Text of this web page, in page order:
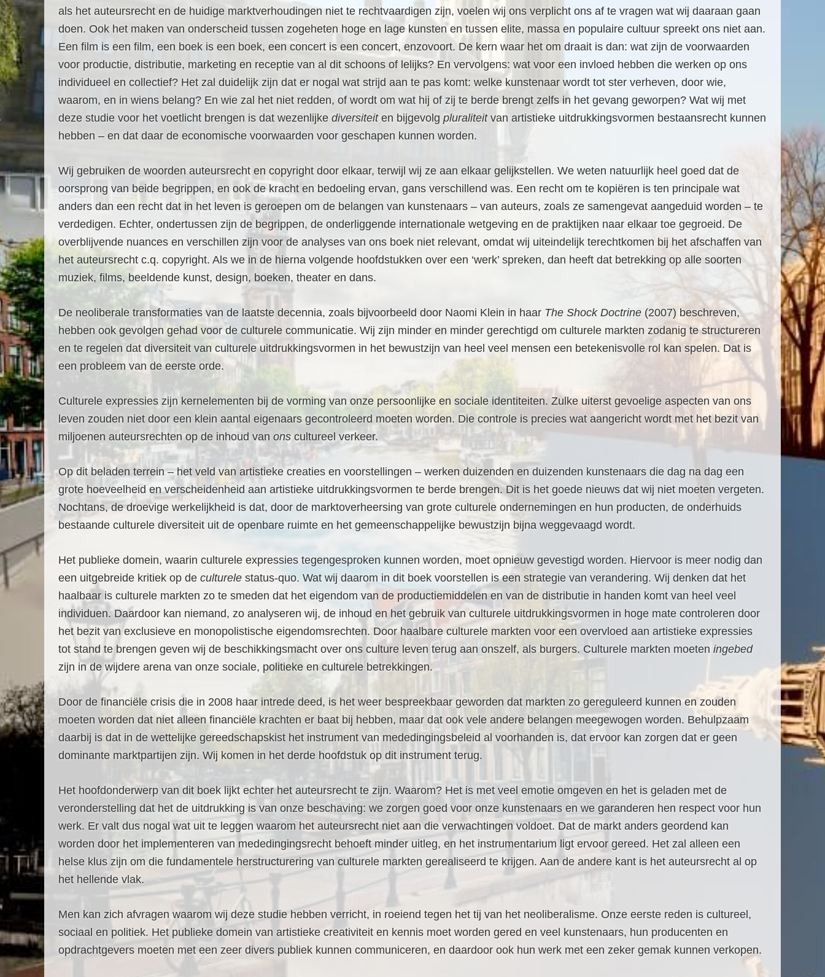
als het auteursrecht en de huidige marktverhoudingen niet te rechtvaardigen zijn, voelen wij ons verplicht ons af te vragen wat wij daaraan gaan
doen. Ook het maken van onderscheid tussen zogeheten hoge en lage kunsten en tussen elite, massa en populaire cultuur spreekt ons niet aan.
Een film is een film, een boek is een boek, een concert is een concert, enzovoort. De kern waar het om draait is dan: wat zijn de voorwaarden
voor productie, distributie, marketing en receptie van al dit schoons of lelijks? En vervolgens: wat voor een invloed hebben die werken op ons
individueel en collectief? Het zal duidelijk zijn dat er nogal wat strijd aan te pas komt: welke kunstenaar wordt tot ster verheven, door wie,
waarom, en in wiens belang? En wie zal het niet redden, of wordt om wat hij of zij te berde brengt zelfs in het gevang geworpen? Wat wij met
deze studie voor het voetlicht brengen is dat wezenlijke diversiteiten bijgevolg pluraliteitvan artistieke uitdrukkingsvormen bestaansrecht kunnen
hebben – en dat daar de economische voorwaarden voor geschapen kunnen worden.
Wij gebruiken de woorden auteursrecht en copyright door elkaar, terwijl wij ze aan elkaar gelijkstellen. We weten natuurlijk heel goed dat de
oorsprong van beide begrippen, en ook de kracht en bedoeling ervan, gans verschillend was. Een recht om te kopiëren is ten principale wat
anders dan een recht dat in het leven is geroepen om de belangen van kunstenaars – van auteurs, zoals ze samengevat aangeduid worden – te
verdedigen. Echter, ondertussen zijn de begrippen, de onderliggende internationale wetgeving en de praktijken naar elkaar toe gegroeid. De
overblijvende nuances en verschillen zijn voor de analyses van ons boek niet relevant, omdat wij uiteindelijk terechtkomen bij het afschaffen van
het auteursrecht c.q. copyright. Als we in de hierna volgende hoofdstukken over een ‘werk’ spreken, dan heeft dat betrekking op alle soorten
muziek, films, beeldende kunst, design, boeken, theater en dans.
De neoliberale transformaties van de laatste decennia, zoals bijvoorbeeld door Naomi Klein in haar The Shock Doctrine (2007) beschreven,
hebben ook gevolgen gehad voor de culturele communicatie. Wij zijn minder en minder gerechtigd om culturele markten zodanig te structureren
en te regelen dat diversiteit van culturele uitdrukkingsvormen in het bewustzijn van heel veel mensen een betekenisvolle rol kan spelen. Dat is
een probleem van de eerste orde.
Culturele expressies zijn kernelementen bij de vorming van onze persoonlijke en sociale identiteiten. Zulke uiterst gevoelige aspecten van ons
leven zouden niet door een klein aantal eigenaars gecontroleerd moeten worden. Die controle is precies wat aangericht wordt met het bezit van
miljoenen auteursrechten op de inhoud van onscultureel verkeer.
Op dit beladen terrein – het veld van artistieke creaties en voorstellingen – werken duizenden en duizenden kunstenaars die dag na dag een
grote hoeveelheid en verscheidenheid aan artistieke uitdrukkingsvormen te berde brengen. Dit is het goede nieuws dat wij niet moeten vergeten.
Nochtans, de droevige werkelijkheid is dat, door de marktoverheersing van grote culturele ondernemingen en hun producten, de onderhuids
bestaande culturele diversiteit uit de openbare ruimte en het gemeenschappelijke bewustzijn bijna weggevaagd wordt.
Het publieke domein, waarin culturele expressies tegengesproken kunnen worden, moet opnieuw gevestigd worden. Hiervoor is meer nodig dan
een uitgebreide kritiek op de culturele status-quo. Wat wij daarom in dit boek voorstellen is een strategie van verandering. Wij denken dat het
haalbaar is culturele markten zo te smeden dat het eigendom van de productiemiddelen en van de distributie in handen komt van heel veel
individuen. Daardoor kan niemand, zo analyseren wij, de inhoud en het gebruik van culturele uitdrukkingsvormen in hoge mate controleren door
het bezit van exclusieve en monopolistische eigendomsrechten. Door haalbare culturele markten voor een overvloed aan artistieke expressies
tot stand te brengen geven wij de beschikkingsmacht over ons culture leven terug aan onszelf, als burgers. Culturele markten moeten ingebed
zijn in de wijdere arena van onze sociale, politieke en culturele betrekkingen.
Door de financiële crisis die in 2008 haar intrede deed, is het weer bespreekbaar geworden dat markten zo gereguleerd kunnen en zouden
moeten worden dat niet alleen financiële krachten er baat bij hebben, maar dat ook vele andere belangen meegewogen worden. Behulpzaam
daarbij is dat in de wettelijke gereedschapskist het instrument van mededingingsbeleid al voorhanden is, dat ervoor kan zorgen dat er geen
dominante marktpartijen zijn. Wij komen in het derde hoofdstuk op dit instrument terug.
Het hoofdonderwerp van dit boek lijkt echter het auteursrecht te zijn. Waarom? Het is met veel emotie omgeven en het is geladen met de
veronderstelling dat het de uitdrukking is van onze beschaving: we zorgen goed voor onze kunstenaars en we garanderen hen respect voor hun
werk. Er valt dus nogal wat uit te leggen waarom het auteursrecht niet aan die verwachtingen voldoet. Dat de markt anders geordend kan
worden door het implementeren van mededingingsrecht behoeft minder uitleg, en het instrumentarium ligt ervoor gereed. Het zal alleen een
helse klus zijn om die fundamentele herstructurering van culturele markten gerealiseerd te krijgen. Aan de andere kant is het auteursrecht al op
het hellende vlak.
Men kan zich afvragen waarom wij deze studie hebben verricht, in roeiend tegen het tij van het neoliberalisme. Onze eerste reden is cultureel,
sociaal en politiek. Het publieke domein van artistieke creativiteit en kennis moet worden gered en veel kunstenaars, hun producenten en
opdrachtgevers moeten met een zeer divers publiek kunnen communiceren, en daardoor ook hun werk met een zeker gemak kunnen verkopen.